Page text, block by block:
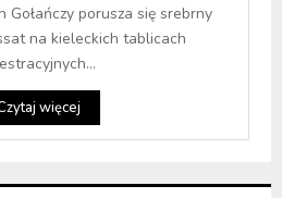
Gołańczy porusza się srebrny
na kieleckich tablicach
więcej